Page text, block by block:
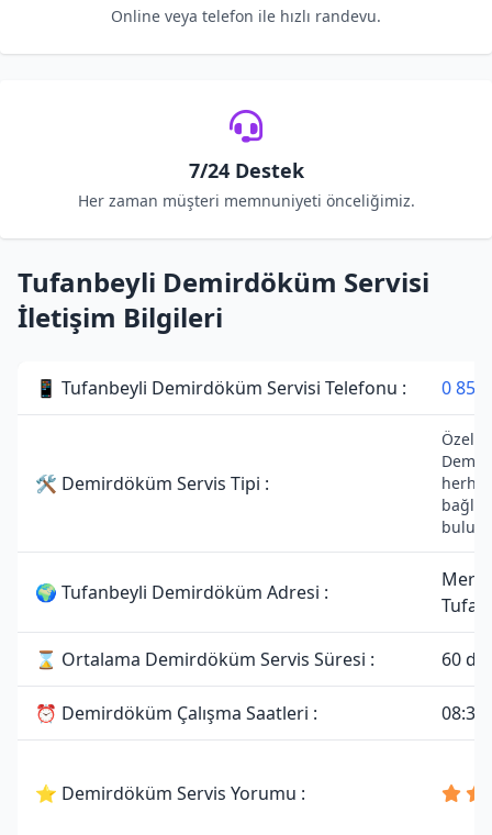
Online veya telefon ile hızlı randevu.
7/24 Destek
Her zaman müşteri memnuniyeti önceliğimiz.
Tufanbeyli Demirdöküm Servisi
İletişim Bilgileri
📱 Tufanbeyli Demirdöküm Servisi Telefonu : 0 850
🛠 Demirdöküm Servis Tipi :
Özel
🌍 Tufanbeyli Demirdöküm Adresi :
⌛ Ortalama Demirdöküm Servis Süresi : 60
⏰ Demirdöküm Çalışma Saatleri : 08:30
⭐ Demirdöküm Servis Yorumu :